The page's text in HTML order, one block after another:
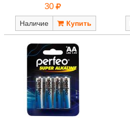
30
Наличие